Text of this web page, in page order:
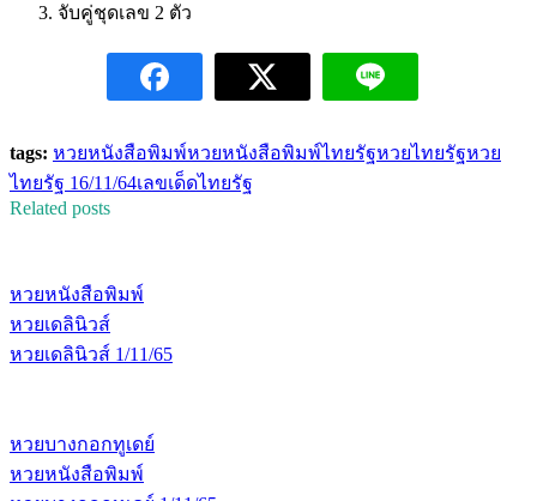
จับคู่ชุดเลข 2 ตัว
tags: หวยหนังสือพิมพ์หวยหนังสือพิมพ์ไทยรัฐหวยไทยรัฐหวย
ไทยรัฐ 16/11/64เลขเด็ดไทยรัฐ
Related posts
หวยหนังสือพิมพ์
หวยเดลินิวส์
หวยเดลินิวส์ 1/11/65
หวยบางกอกทูเดย์
หวยหนังสือพิมพ์